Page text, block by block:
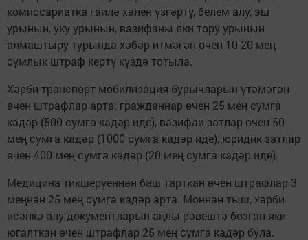
комиссариатка гаилә хәлен үзгәртү, белем алу, эш
урынын, уку урынын, вазифаны яки тору урынын
алмаштыру турында хәбәр итмәгән өчен 10-20 мең
сумлык штраф кертү күздә тотыла.
Хәрби-транспорт мобилизация бурычларын үтәмәгән
өчен штрафлар арта: гражданнар өчен 25 мең сумга
кадәр (500 сумга кадәр иде), вазифаи затлар өчен 50
мең сумга кадәр (1000 сумга кадәр иде), юридик затлар
өчен 400 мең сумга кадәр (20 мең сумга кадәр иде).
Медицина тикшерүеннән баш тарткан өчен штрафлар 3
меңнән 25 мең сумга кадәр арта. Моннан тыш, хәрби
исәпкә алу документларын аңлы рәвештә бозган яки
югалткан өчен штрафлар 25 мең сумга кадәр була.